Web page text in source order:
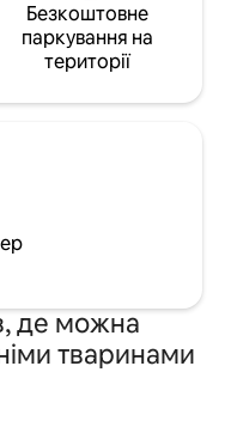
Безкоштовне
паркування на
території
де можна
тваринами